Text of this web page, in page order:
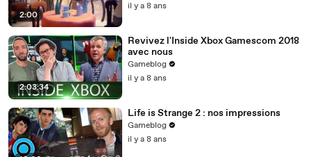
2:00
il y a 8 ans
2:03:34
Revivez l'Inside Xbox Gamescom 2018
avec nous
Gameblog
il y a 8 ans
Life is Strange 2 : nos impressions
Gameblog
il y a 8 ans